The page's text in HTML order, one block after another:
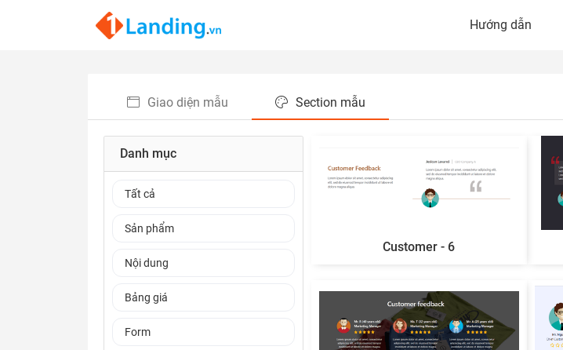
Hướng dẫn
Giao diện mẫu Section mẫu
Danh mục
Tất cả
Sản phẩm
Nội dung
Bảng giá
Form
Customer - 6